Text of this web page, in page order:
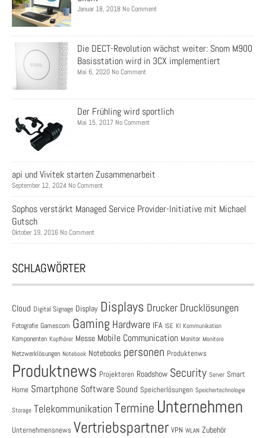
Januar 18, 2018 No Comment
Die DECT-Revolution wächst weiter: Snom M900
Basisstation wird in 3CX implementiert
Mai 6, 2020 No Comment
Der Frühling wird sportlich
Mai 15, 2017 No Comment
api und Vivitek starten Zusammenarbeit
September 12, 2024 No Comment
Sophos verstärkt Managed Service Provider-Initiative mit Michael
Gutsch
Oktober 19, 2016 No Comment
SCHLAGWÖRTER
Cloud Digital Signage Display Displays Drucker Drucklösungen
Fotografie Gamescom Gaming Hardware IFA ISE KI Kommunikation
Komponenten Kopfhörer Messe Mobile Communication Monitor Monitore
Netzwerklösungen Notebook Notebooks personen Produktenws
Produktnews Projektoren Roadshow Security Server Smart
Home Smartphone Software Sound Speicherlösungen Speichertechnologie
Storage Telekommunikation Termine Unternehmen
Unternehmensnews Vertriebspartner VPN WLAN Zubehör